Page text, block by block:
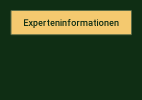
Experteninformationen